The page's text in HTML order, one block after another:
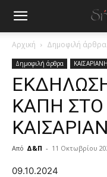
Αρχική Δημοφιλή άρθρα
Δημοφιλή άρθρα ΚΑΙΣΑΡΙΑΝΗ
ΚΑΠΗ
Από Δ&Π - 11 Οκτωβρίου
blonde
09.10.2024